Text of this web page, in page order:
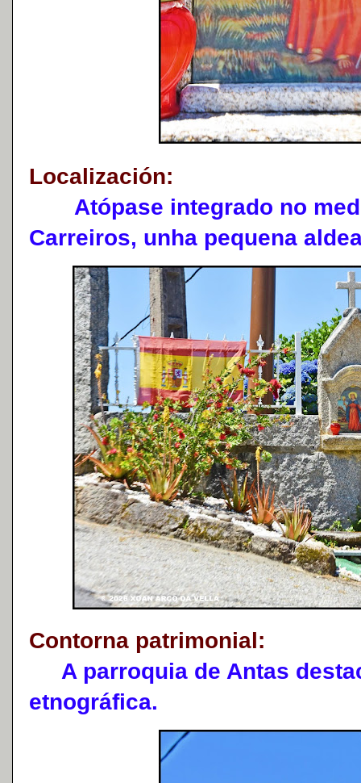
Localización:
Atópase integrado no
Carreiros, unha pequena
Contorna patrimonial:
A parroquia de Antas
etnográfica.